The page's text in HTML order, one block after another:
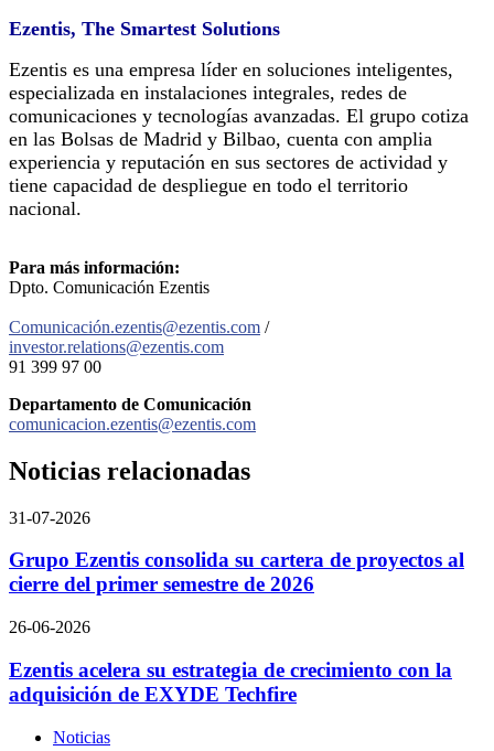
Ezentis, The Smartest Solutions
Ezentis es una empresa líder en soluciones inteligentes,
especializada en instalaciones integrales, redes de
comunicaciones y tecnologías avanzadas. El grupo cotiza
en las Bolsas de Madrid y Bilbao, cuenta con amplia
experiencia y reputación en sus sectores de actividad y
tiene capacidad de despliegue en todo el territorio
nacional.
Para más información:
Dpto. Comunicación Ezentis
Comunicación.ezentis@ezentis.com /
investor.relations@ezentis.com
91 399 97 00
Departamento de Comunicación
comunicacion.ezentis@ezentis.com
Noticias relacionadas
31-07-2026
Grupo Ezentis consolida su cartera de proyectos al
cierre del primer semestre de 2026
26-06-2026
Ezentis acelera su estrategia de crecimiento con la
adquisición de EXYDE Techfire
Noticias